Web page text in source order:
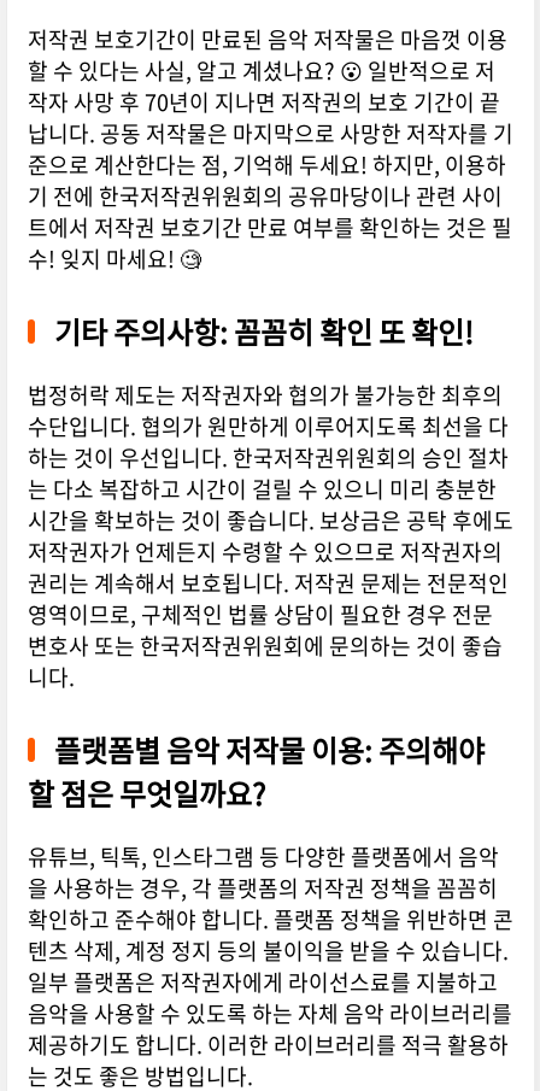
저작권 보호기간이 만료된 음악 저작물은 마음껏 이용
할 수 있다는 사실, 알고 계셨나요? 😮 일반적으로 저
작자 사망 후 70년이 지나면 저작권의 보호 기간이 끝
납니다. 공동 저작물은 마지막으로 사망한 저작자를 기
준으로 계산한다는 점, 기억해 두세요! 하지만, 이용하
기 전에 한국저작권위원회의 공유마당이나 관련 사이
트에서 저작권 보호기간 만료 여부를 확인하는 것은 필
수! 잊지 마세요! 🧐
기타 주의사항: 꼼꼼히 확인 또 확인!
법정허락 제도는 저작권자와 협의가 불가능한 최후의
수단입니다. 협의가 원만하게 이루어지도록 최선을 다
하는 것이 우선입니다. 한국저작권위원회의 승인 절차
는 다소 복잡하고 시간이 걸릴 수 있으니 미리 충분한
시간을 확보하는 것이 좋습니다. 보상금은 공탁 후에도
저작권자가 언제든지 수령할 수 있으므로 저작권자의
권리는 계속해서 보호됩니다. 저작권 문제는 전문적인
영역이므로, 구체적인 법률 상담이 필요한 경우 전문
변호사 또는 한국저작권위원회에 문의하는 것이 좋습
니다.
플랫폼별 음악 저작물 이용: 주의해야
할 점은 무엇일까요?
유튜브, 틱톡, 인스타그램 등 다양한 플랫폼에서 음악
을 사용하는 경우, 각 플랫폼의 저작권 정책을 꼼꼼히
확인하고 준수해야 합니다. 플랫폼 정책을 위반하면 콘
텐츠 삭제, 계정 정지 등의 불이익을 받을 수 있습니다.
일부 플랫폼은 저작권자에게 라이선스료를 지불하고
음악을 사용할 수 있도록 하는 자체 음악 라이브러리를
제공하기도 합니다. 이러한 라이브러리를 적극 활용하
는 것도 좋은 방법입니다.